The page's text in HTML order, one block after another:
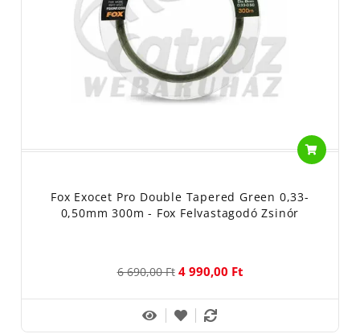
Fox Exocet Pro Double Tapered Green 0,33-
0,50mm 300m - Fox Felvastagodó Zsinór
6 690,00 Ft 4 990,00 Ft